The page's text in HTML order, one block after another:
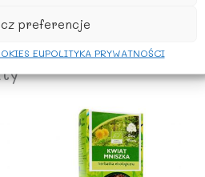
preferencje
EUPOLITYKA PRYWATNOŚCI